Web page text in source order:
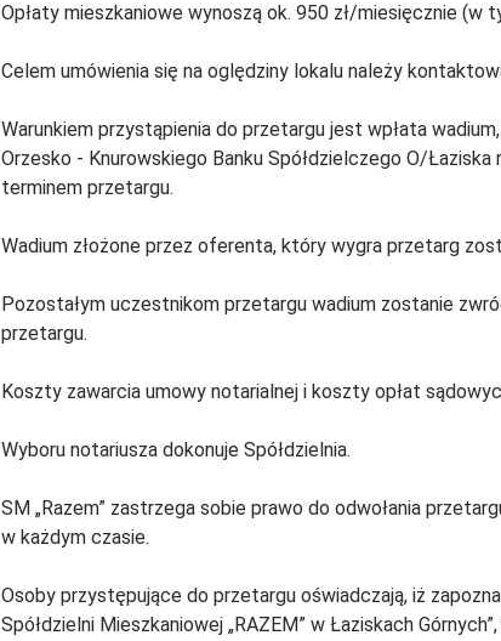
Opłaty mieszkaniowe wynoszą ok. 950 zł/miesięcznie (w
Celem umówienia się na oględziny lokalu należy
Warunkiem przystąpienia do przetargu jest wpłata
Orzesko - Knurowskiego Banku Spółdzielczego O/
terminem przetargu.
Wadium złożone przez oferenta, który wygra przetarg
Pozostałym uczestnikom przetargu wadium zostanie
przetargu.
Koszty zawarcia umowy notarialnej i koszty opłat
Wyboru notariusza dokonuje Spółdzielnia.
SM „Razem” zastrzega sobie prawo do odwołania
w każdym czasie.
Osoby przystępujące do przetargu oświadczają, iż
Spółdzielni Mieszkaniowej „RAZEM” w Łaziskach